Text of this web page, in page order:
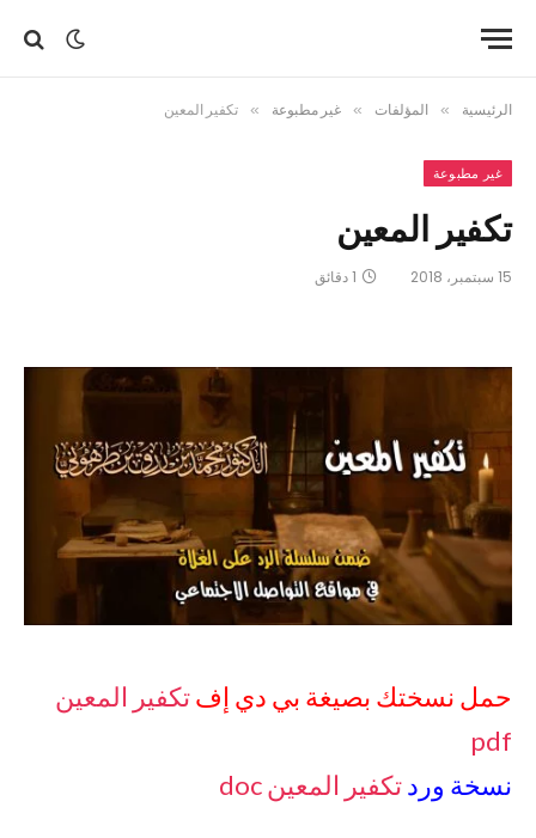
الرئيسية » المؤلفات » غير مطبوعة » تكفير المعين
غير مطبوعة
تكفير المعين
15 سبتمبر، 2018 1 دقائق
حمل نسختك بصيغة بي دي إفتكفير المعين
pdf
نسخة وردتكفير المعين doc